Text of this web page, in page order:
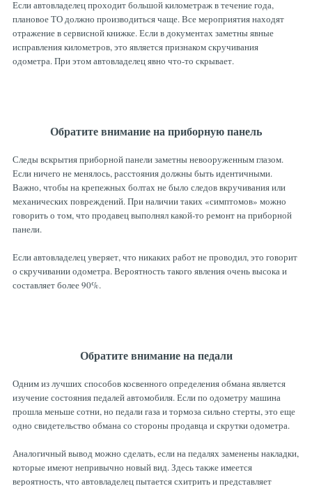
Если автовладелец проходит большой километраж в течение года,
плановое ТО должно производиться чаще. Все мероприятия находят
отражение в сервисной книжке. Если в документах заметны явные
исправления километров, это является признаком скручивания
одометра. При этом автовладелец явно что-то скрывает.
Обратите внимание на приборную панель
Следы вскрытия приборной панели заметны невооруженным глазом.
Если ничего не менялось, расстояния должны быть идентичными.
Важно, чтобы на крепежных болтах не было следов вкручивания или
механических повреждений. При наличии таких «симптомов» можно
говорить о том, что продавец выполнял какой-то ремонт на приборной
панели.
Если автовладелец уверяет, что никаких работ не проводил, это говорит
о скручивании одометра. Вероятность такого явления очень высока и
составляет более 90%.
Обратите внимание на педали
Одним из лучших способов косвенного определения обмана является
изучение состояния педалей автомобиля. Если по одометру машина
прошла меньше сотни, но педали газа и тормоза сильно стерты, это еще
одно свидетельство обмана со стороны продавца и скрутки одометра.
Аналогичный вывод можно сделать, если на педалях заменены накладки,
которые имеют непривычно новый вид. Здесь также имеется
вероятность, что автовладелец пытается схитрить и представляет